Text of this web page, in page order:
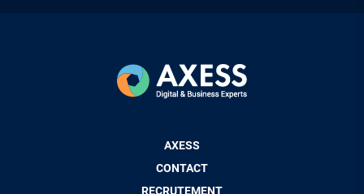
AXESS
CONTACT
RECRUTEMENT